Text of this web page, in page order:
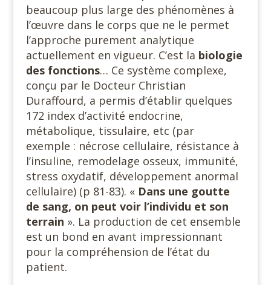
beaucoup plus large des phénomènes à
l’œuvre dans le corps que ne le permet
l’approche purement analytique
actuellement en vigueur. C’est la biologie
des fonctions… Ce système complexe,
conçu par le Docteur Christian
Duraffourd, a permis d’établir quelques
172 index d’activité endocrine,
métabolique, tissulaire, etc (par
exemple : nécrose cellulaire, résistance à
l’insuline, remodelage osseux, immunité,
stress oxydatif, développement anormal
cellulaire) (p 81-83). « Dans une goutte
de sang, on peut voir l’individu et son
terrain ». La production de cet ensemble
est un bond en avant impressionnant
pour la compréhension de l’état du
patient.